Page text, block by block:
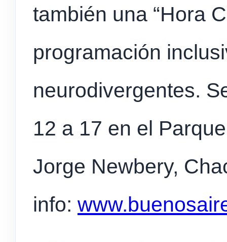
también una “Hora
programación
neurodivergentes.
12 a 17 en el
Jorge Newbery,
info: